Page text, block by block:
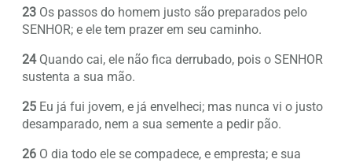
23 Os passos do homem justo são preparados pelo
SENHOR; e ele tem prazer em seu caminho.
24Quando cai, ele não fica derrubado, pois o SENHOR
sustenta a sua mão.
25 Eu já fui jovem, e já envelheci; mas nunca vi o justo
desamparado, nem a sua semente a pedir pão.
26 O dia todo ele se compadece, e empresta; e sua